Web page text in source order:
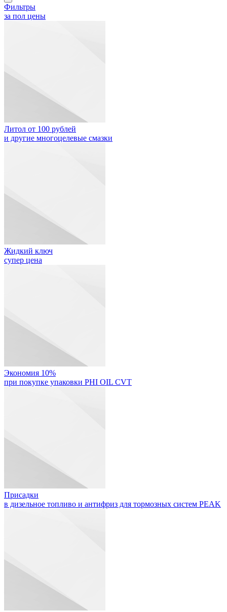
Фильтры
за пол цены
Литол от 100 рублей
и другие многоцелевые смазки
Жидкий ключ
супер цена
Экономия 10%
при покупке упаковки PHI OIL CVT
Присадки
в дизельное топливо и антифриз для тормозных систем PEAK